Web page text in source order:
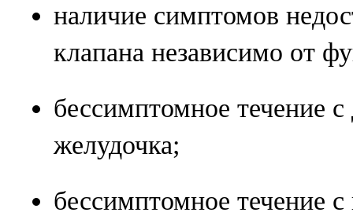
наличие симптомов
клапана независимо от
бессимптомное течение
желудочка;
бессимптомное течение